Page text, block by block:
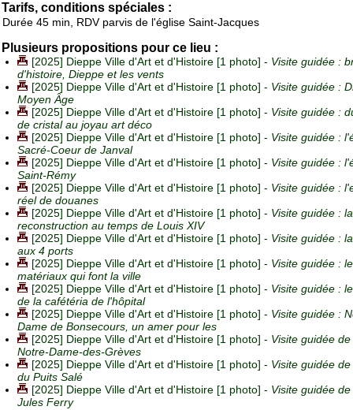
Tarifs, conditions spéciales :
Durée 45 min, RDV parvis de l'église Saint-Jacques
Plusieurs propositions pour ce lieu :
[2025] Dieppe Ville d'Art et d'Histoire [1 photo] - Visite guidée :
d'histoire, Dieppe et les vents
[2025] Dieppe Ville d'Art et d'Histoire [1 photo] - Visite guidée :
Moyen Âge
[2025] Dieppe Ville d'Art et d'Histoire [1 photo] - Visite guidée :
de cristal au joyau art déco
[2025] Dieppe Ville d'Art et d'Histoire [1 photo] - Visite guidée :
Sacré-Coeur de Janval
[2025] Dieppe Ville d'Art et d'Histoire [1 photo] - Visite guidée :
Saint-Rémy
[2025] Dieppe Ville d'Art et d'Histoire [1 photo] - Visite guidée :
réel de douanes
[2025] Dieppe Ville d'Art et d'Histoire [1 photo] - Visite guidée : la
reconstruction au temps de Louis XIV
[2025] Dieppe Ville d'Art et d'Histoire [1 photo] - Visite guidée :
aux 4 ports
[2025] Dieppe Ville d'Art et d'Histoire [1 photo] - Visite guidée :
matériaux qui font la ville
[2025] Dieppe Ville d'Art et d'Histoire [1 photo] - Visite guidée :
de la cafétéria de l'hôpital
[2025] Dieppe Ville d'Art et d'Histoire [1 photo] - Visite guidée :
Dame de Bonsecours, un amer pour les
[2025] Dieppe Ville d'Art et d'Histoire [1 photo] - Visite guidée
Notre-Dame-des-Grèves
[2025] Dieppe Ville d'Art et d'Histoire [1 photo] - Visite guidée
du Puits Salé
[2025] Dieppe Ville d'Art et d'Histoire [1 photo] - Visite guidée
Jules Ferry